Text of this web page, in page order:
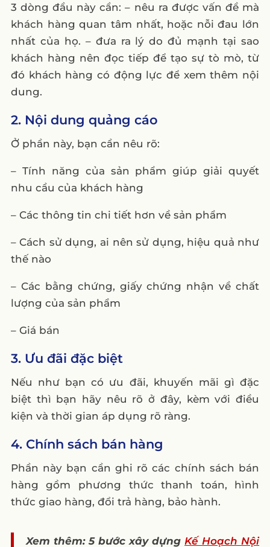
3 dòng đầu này cần: – nêu ra được vấn đề mà
khách hàng quan tâm nhất, hoặc nỗi đau lớn
nhất của họ. – đưa ra lý do đủ mạnh tại sao
khách hàng nên đọc tiếp để tạo sự tò mò, từ
đó khách hàng có động lực để xem thêm nội
dung.
2. Nội dung quảng cáo
Ở phần này, bạn cần nêu rõ:
– Tính năng của sản phẩm giúp giải quyết
nhu cầu của khách hàng
– Các thông tin chi tiết hơn về sản phẩm
– Cách sử dụng, ai nên sử dụng, hiệu quả như
thế nào
– Các bằng chứng, giấy chứng nhận về chất
lượng của sản phẩm
– Giá bán
3. Ưu đãi đặc biệt
Nếu như bạn có ưu đãi, khuyến mãi gì đặc
biệt thì bạn hãy nêu rõ ở đây, kèm với điều
kiện và thời gian áp dụng rõ ràng.
4. Chính sách bán hàng
Phần này bạn cần ghi rõ các chính sách bán
hàng gồm phương thức thanh toán, hình
thức giao hàng, đổi trả hàng, bảo hành.
Xem thêm: 5 bước xây dựng Kế Hoạch Nội